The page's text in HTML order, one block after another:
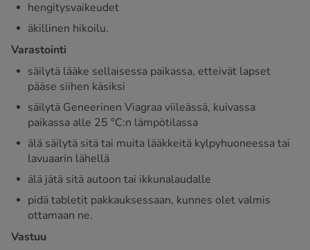
hengitysvaikeudet
äkillinen hikoilu.
Varastointi
säilytä lääke sellaisessa paikassa, etteivät lapset
pääse siihen käsiksi
säilytä Geneerinen Viagraa viileässä, kuivassa
paikassa alle 25 °C:n lämpötilassa
älä säilytä sitä tai muita lääkkeitä kylpyhuoneessa tai
lavuaarin lähellä
älä jätä sitä autoon tai ikkunalaudalle
pidä tabletit pakkauksessaan, kunnes olet valmis
ottamaan ne.
Vastuu